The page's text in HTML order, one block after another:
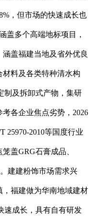
，但市场的快速成长也
盖多个高端地标项目，
盖福建当地及省外优良
材料及各类特种清水构
制及拆卸式产物，集研
各企业焦点劣势，2026
25970-2010等国度行业
盖GRG石膏成品、
建建粉饰市场需求兴
福建做为华南地域建材
速成长，具有自有研发